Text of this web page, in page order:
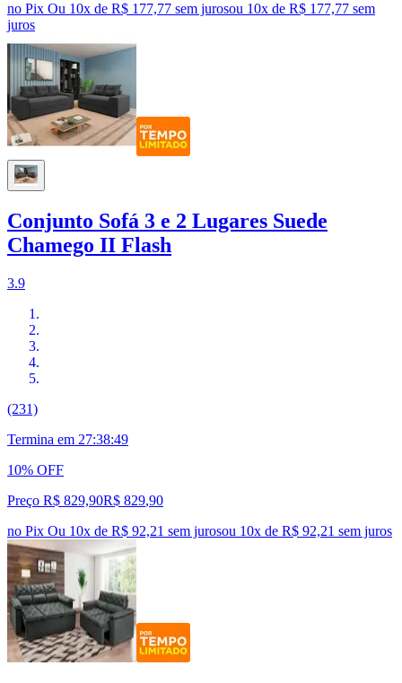
no Pix Ou 10x de R$ 177,77 sem jurosou 10x de R$ 177,77 sem
juros
Conjunto Sofá 3 e 2 Lugares Suede
Chamego II Flash
3.9
(231)
Termina em 27:38:48
10% OFF
Preço R$ 829,90R$ 829,90
no Pix Ou 10x de R$ 92,21 sem jurosou 10x de R$ 92,21 sem juros